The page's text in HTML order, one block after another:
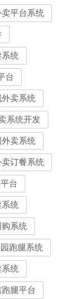
卖平台系统
系统
台
外卖系统
系统开发
外卖系统
订餐系统
台
系统
系统
跑腿系统
系统
腿平台